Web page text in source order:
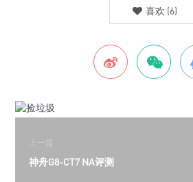
喜欢 (6)
上一篇
神舟G8-CT7 NA评测